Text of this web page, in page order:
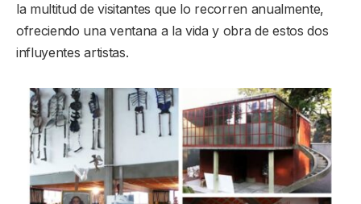
la multitud de visitantes que lo recorren anualmente,
ofreciendo una ventana a la vida y obra de estos dos
influyentes artistas.